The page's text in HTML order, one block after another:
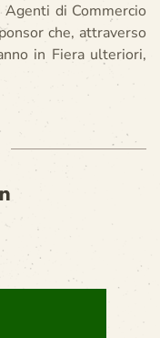
Agenti di Commercio
che, attraverso
in Fiera ulteriori,